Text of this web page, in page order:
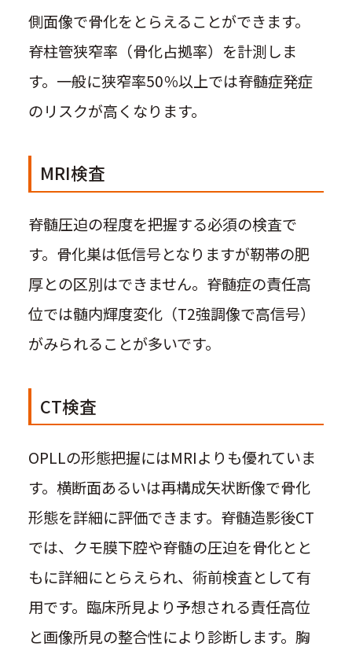
側面像で骨化をとらえることができます。
脊柱管狭窄率（骨化占拠率）を計測しま
す。一般に狭窄率50％以上では脊髄症発症
のリスクが高くなります。
MRI検査
脊髄圧迫の程度を把握する必須の検査で
す。骨化巣は低信号となりますが靭帯の肥
厚との区別はできません。脊髄症の責任高
位では髄内輝度変化（T2強調像で高信号）
がみられることが多いです。
CT検査
OPLLの形態把握にはMRIよりも優れていま
す。横断面あるいは再構成矢状断像で骨化
形態を詳細に評価できます。脊髄造影後CT
では、クモ膜下腔や脊髄の圧迫を骨化とと
もに詳細にとらえられ、術前検査として有
用です。臨床所見より予想される責任高位
と画像所見の整合性により診断します。胸